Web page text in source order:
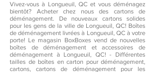
Vivez-vous à Longueuil, QC et vous déménagez
bientôt? Acheter chez nous des cartons de
déménagement. De nouveaux cartons solides
pour les gens de la ville de Longueuil, QC! Boîtes
de déménagement livrées à Longueuil, QC à votre
porte! Le magasin BoxBoxes vend de nouvelles
boîtes de déménagement et accessoires de
déménagement à Longueuil, QC! - Différentes
tailles de boîtes en carton pour déménagement,
cartons, cartons de déménagement pour les